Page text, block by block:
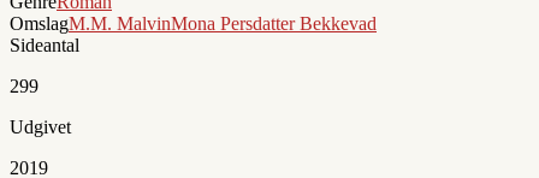
OmslagM.M. MalvinMona Persdatter Bekkevad
Sideantal
299
Udgivet
2019